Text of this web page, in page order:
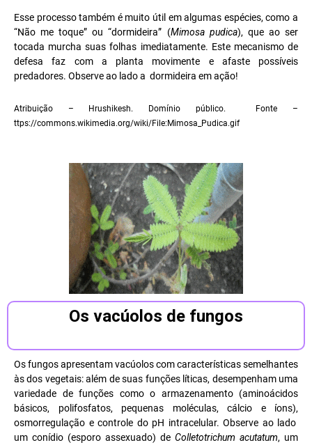
Esse processo também é muito útil em algumas espécies, como a
“Não me toque” ou “dormideira” (Mimosa pudica), que ao ser
tocada murcha suas folhas imediatamente. Este mecanismo de
defesa faz com a planta movimente e afaste possíveis
predadores. Observe ao lado a dormideira em ação!
Atribuição – Hrushikesh. Domínio público.
Fonte –
ttps://commons.wikimedia.org/wiki/File:Mimosa_Pudica.gif
Os vacúolos de fungos
Os fungos apresentam vacúolos com características semelhantes
às dos vegetais: além de suas funções líticas, desempenham uma
variedade de funções como o armazenamento (aminoácidos
básicos, polifosfatos, pequenas moléculas, cálcio e íons),
osmorregulação e controle do pH intracelular. Observe ao lado
um conídio (esporo assexuado) de Colletotrichum acutatum, um